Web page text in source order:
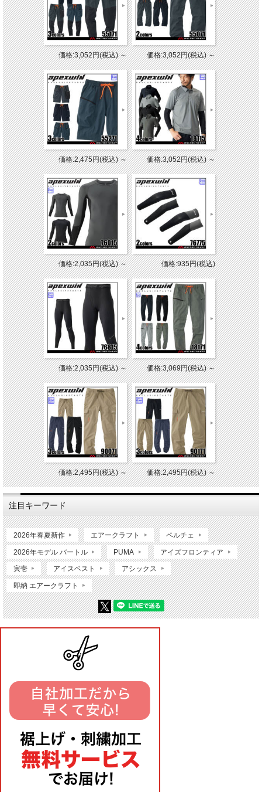
価格:3,052円(税込)～ 価格:3,052円(税込)～
価格:2,475円(税込)～ 価格:3,052円(税込)～
価格:2,035円(税込)～ 価格:935円(税込)
価格:2,035円(税込)～ 価格:3,069円(税込)～
価格:2,495円(税込)～ 価格:2,495円(税込)～
注目キーワード
2026年春夏新作 エアークラフト ペルチェ
2026年モデル バートル PUMA アイズフロンティア
寅壱 アイスベスト アシックス
即納 エアークラフト